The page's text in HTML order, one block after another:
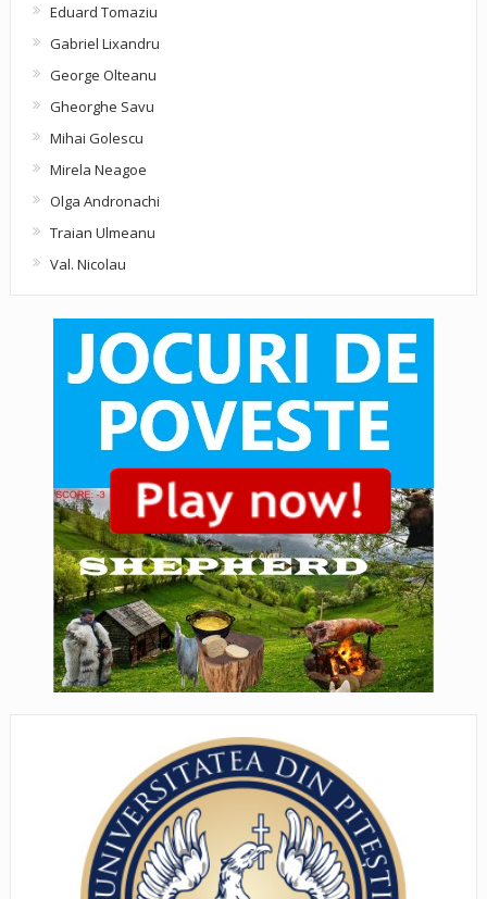
Eduard Tomaziu
Gabriel Lixandru
George Olteanu
Gheorghe Savu
Mihai Golescu
Mirela Neagoe
Olga Andronachi
Traian Ulmeanu
Val. Nicolau